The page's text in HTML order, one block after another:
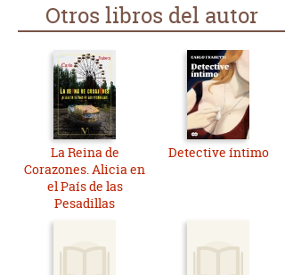
Otros libros del autor
La Reina de
Corazones. Alicia en
el País de las
Pesadillas
Detective íntimo